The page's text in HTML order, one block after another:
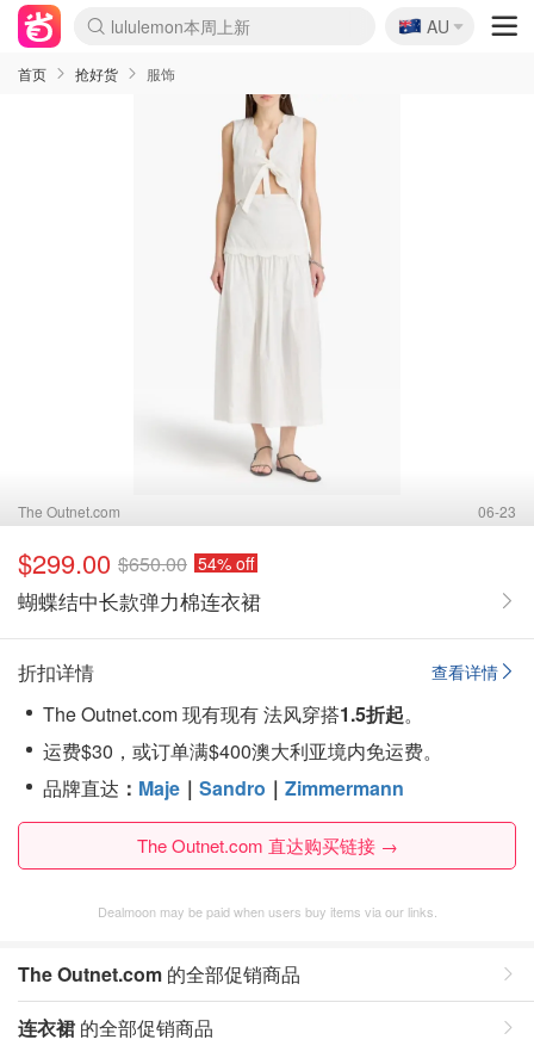
Sasa美妆护肤3.5折
SSENSE年中3折
FreshBeauty好价汇总
Cettire降价+叠9折
Farfetch折上8折
WWS Coles超市实拍
viagogo二手票捡漏
Myer清仓1折起
The Outnet奢牌1折起
David Jones 3折起
Flannels大牌1折
Perfumes Club护肤1折
AMIRO返校季6.2折
Oweek抽奖送Airpods
Amazon折扣汇总
eToro入金$200送$50
Amazon数码好物
ICONIC本周7.5折
ThedoubleF高奢地板价
Moose Knuckles 6折
丝芙兰5折起
EUFY官网3.7折起
Selenichast首饰2折
Trip机票酒店促销
YSL送5件彩妆礼
Amazon家居好物
BIGBANG巡演开票
David Jones时尚3折
Amazon美妆护肤
雅漾大喷$8
过敏原检测盒$33
伊索独家赠50ml沐浴露
科颜氏送高保湿面霜
SEALIFE海洋馆门票6折
丝塔芙大白罐$16
订阅Newsletter送香薰
Cult Beauty 6.8折
Harrods圣诞日历2.3折
LN-CC奢牌私促3折
d'Alba空姐喷雾$16
EVE LOM套装逆天2折
Bernardelli独家4折
Adore Beauty 6折起
CT圣诞日历
Mytheresa奢品2.7折
🇦🇺
AU
首页 抢好货 服饰
The Outnet.com 06-23
$299.00 $650.00 54% off
蝴蝶结中长款弹力棉连衣裙
查看详情
折扣详情
The Outnet.com 现有现有 法风穿搭1.5折起。
运费$30，或订单满$400澳大利亚境内免运费。
品牌直达 ： Maje ｜ Sandro ｜ Zimmermann
The Outnet.com 直达购买链接 →
Dealmoon may be paid when users buy items via our links.
The Outnet.com 的全部促销商品
连衣裙 的全部促销商品